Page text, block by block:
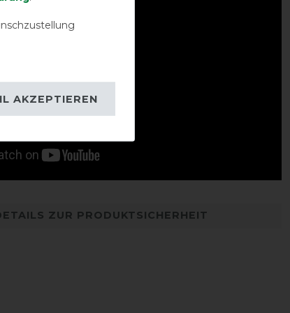
ZUR PRODUKTSICHERHEIT
AKZEPTIEREN